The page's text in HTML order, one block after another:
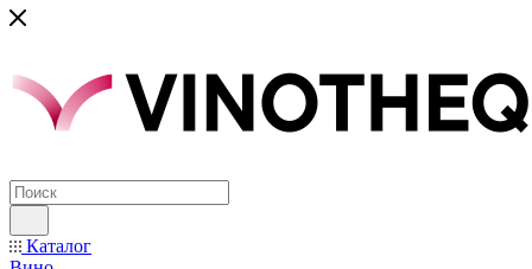
Каталог